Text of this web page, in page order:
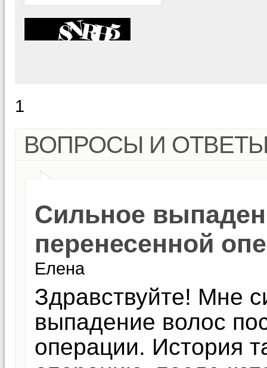
1
ВОПРОСЫ И
Сильное
перенесенной
Елена
Здравствуйте! Мне
выпадение волос
операции. История